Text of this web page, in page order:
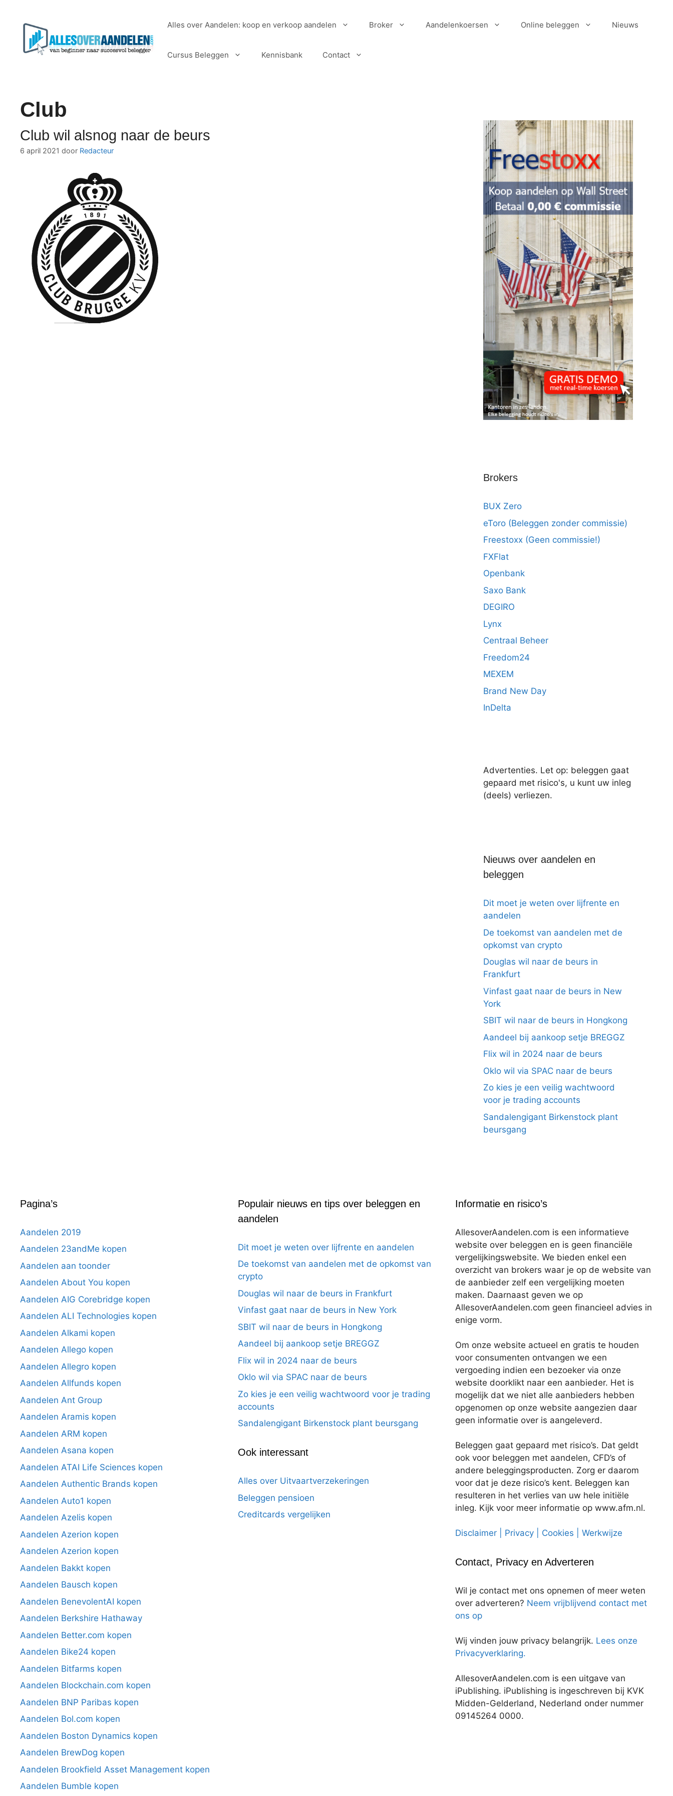
Alles over Aandelen: koop en verkoop aandelen Broker Aandelenkoersen Online beleggen Nieuws
Cursus Beleggen Kennisbank Contact
Club
Club wil alsnog naar de beurs
6 april 2021 door Redacteur
Brokers
BUX Zero
eToro (Beleggen zonder commissie)
Freestoxx (Geen commissie!)
FXFlat
Openbank
Saxo Bank
DEGIRO
Lynx
Centraal Beheer
Freedom24
MEXEM
Brand New Day
InDelta
Advertenties. Let op: beleggen gaat
gepaard met risico's, u kunt uw inleg
(deels) verliezen.
Nieuws over aandelen en
beleggen
Dit moet je weten over lijfrente en
aandelen
De toekomst van aandelen met de
opkomst van crypto
Douglas wil naar de beurs in
Frankfurt
Vinfast gaat naar de beurs in New
York
SBIT wil naar de beurs in Hongkong
Aandeel bij aankoop setje BREGGZ
Flix wil in 2024 naar de beurs
Oklo wil via SPAC naar de beurs
Zo kies je een veilig wachtwoord
voor je trading accounts
Sandalengigant Birkenstock plant
beursgang
Pagina’s
Aandelen 2019
Aandelen 23andMe kopen
Aandelen aan toonder
Aandelen About You kopen
Aandelen AIG Corebridge kopen
Aandelen ALI Technologies kopen
Aandelen Alkami kopen
Aandelen Allego kopen
Aandelen Allegro kopen
Aandelen Allfunds kopen
Aandelen Ant Group
Aandelen Aramis kopen
Aandelen ARM kopen
Aandelen Asana kopen
Aandelen ATAI Life Sciences kopen
Aandelen Authentic Brands kopen
Aandelen Auto1 kopen
Aandelen Azelis kopen
Aandelen Azerion kopen
Aandelen Azerion kopen
Aandelen Bakkt kopen
Aandelen Bausch kopen
Aandelen BenevolentAI kopen
Aandelen Berkshire Hathaway
Aandelen Better.com kopen
Aandelen Bike24 kopen
Aandelen Bitfarms kopen
Aandelen Blockchain.com kopen
Aandelen BNP Paribas kopen
Aandelen Bol.com kopen
Aandelen Boston Dynamics kopen
Aandelen BrewDog kopen
Aandelen Brookfield Asset Management kopen
Aandelen Bumble kopen
Populair nieuws en tips over beleggen en
aandelen
Dit moet je weten over lijfrente en aandelen
De toekomst van aandelen met de opkomst van
crypto
Douglas wil naar de beurs in Frankfurt
Vinfast gaat naar de beurs in New York
SBIT wil naar de beurs in Hongkong
Aandeel bij aankoop setje BREGGZ
Flix wil in 2024 naar de beurs
Oklo wil via SPAC naar de beurs
Zo kies je een veilig wachtwoord voor je trading
accounts
Sandalengigant Birkenstock plant beursgang
Ook interessant
Alles over Uitvaartverzekeringen
Beleggen pensioen
Creditcards vergelijken
Informatie en risico’s
AllesoverAandelen.com is een informatieve
website over beleggen en is geen financiële
vergelijkingswebsite. We bieden enkel een
overzicht van brokers waar je op de website van
de aanbieder zelf een vergelijking moeten
maken. Daarnaast geven we op
AllesoverAandelen.com geen financieel advies in
enige vorm.
Om onze website actueel en gratis te houden
voor consumenten ontvangen we een
vergoeding indien een bezoeker via onze
website doorklikt naar een aanbieder. Het is
mogelijk dat we niet alle aanbieders hebben
opgenomen op onze website aangezien daar
geen informatie over is aangeleverd.
Beleggen gaat gepaard met risico’s. Dat geldt
ook voor beleggen met aandelen, CFD’s of
andere beleggingsproducten. Zorg er daarom
voor dat je deze risico’s kent. Beleggen kan
resulteren in het verlies van uw hele initiële
inleg. Kijk voor meer informatie op www.afm.nl.
Disclaimer | Privacy | Cookies | Werkwijze
Contact, Privacy en Adverteren
Wil je contact met ons opnemen of meer weten
over adverteren? Neem vrijblijvend contact met
ons op
Wij vinden jouw privacy belangrijk. Lees onze
Privacyverklaring.
AllesoverAandelen.com is een uitgave van
iPublishing. iPublishing is ingeschreven bij KVK
Midden-Gelderland, Nederland onder nummer
09145264 0000.